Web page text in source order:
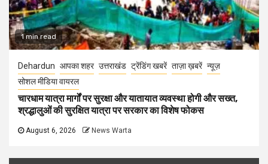
1 min read
Dehardun आपका शहर उत्तराखंड ट्रेंडिंग खबरें ताज़ा ख़बरें न्यूज़
सोशल मीडिया वायरल
चारधाम यात्रा मार्गों पर सुरक्षा और यातायात व्यवस्था होगी और सख्त,
श्रद्धालुओं की सुरक्षित यात्रा पर सरकार का विशेष फोकस
August 6, 2026 News Warta